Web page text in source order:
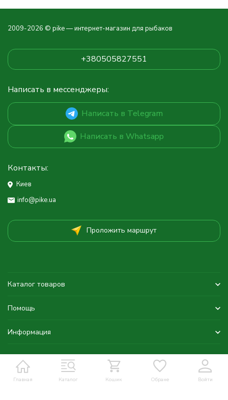
Главная Каталог Кошик Обране Войти
2009-2026 © pike — интернет-магазин для рыбаков
+380505827551
Написать в мессенджеры:
Написать в Telegram
Написать в Whatsapp
Контакты:
Киев
info@pike.ua
Проложить маршрут
Каталог товаров
Помощь
Информация